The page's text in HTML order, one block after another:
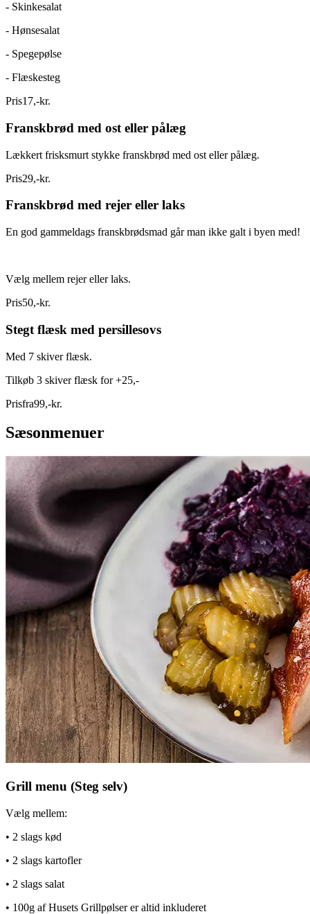
- Skinkesalat
- Hønsesalat
- Spegepølse
- Flæskesteg
Pris17,-kr.
Franskbrød med ost eller pålæg
Lækkert frisksmurt stykke franskbrød med ost eller pålæg.
Pris29,-kr.
Franskbrød med rejer eller laks
En god gammeldags franskbrødsmad går man ikke galt i byen med!
Vælg mellem rejer eller laks.
Pris50,-kr.
Stegt flæsk med persillesovs
Med 7 skiver flæsk.
Tilkøb 3 skiver flæsk for +25,-
Prisfra99,-kr.
Sæsonmenuer
Grill menu (Steg selv)
Vælg mellem:
• 2 slags kød
• 2 slags kartofler
• 2 slags salat
• 100g af Husets Grillpølser er altid inkluderet